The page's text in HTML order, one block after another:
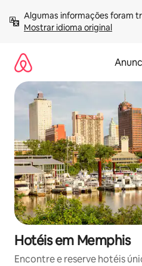
para
Mostrar idioma original
Hotéis em Memphis
Encontre e reserve hotéis